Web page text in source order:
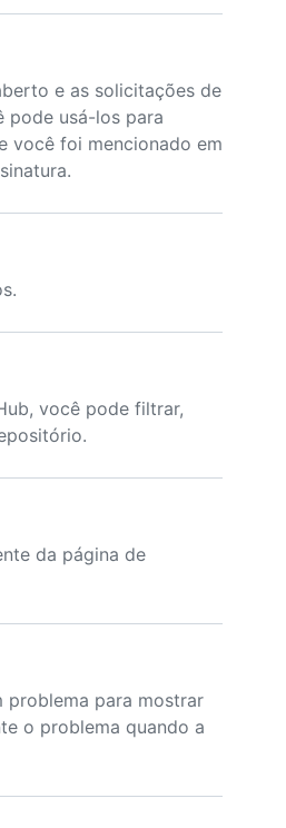
e as solicitações de
pode usá-los para
você foi mencionado em
você pode filtrar,
da página de
problema para mostrar
o problema quando a